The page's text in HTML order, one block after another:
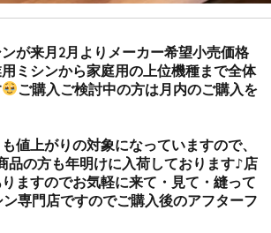
が来月2月よりメーカー希望小売価格
ミシンから家庭用の上位機種まで全体
ご購入ご検討中の方は月内のご購入を
値上がりの対象になっていますので、
品の方も年明けに入荷しております♪店
ますのでお気軽に来て・見て・縫って
専門店ですのでご購入後のアフターフ